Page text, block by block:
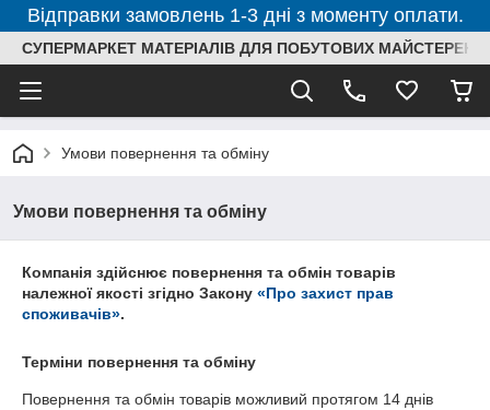
Відправки замовлень 1-3 дні з моменту оплати.
СУПЕРМАРКЕТ МАТЕРІАЛІВ ДЛЯ ПОБУТОВИХ МАЙСТЕРЕНЬ
Умови повернення та обміну
Умови повернення та обміну
Компанія здійснює повернення та обмін товарів
належної якості згідно Закону «Про захист прав
споживачів».
Терміни повернення та обміну
Повернення та обмін товарів можливий протягом 14 днів